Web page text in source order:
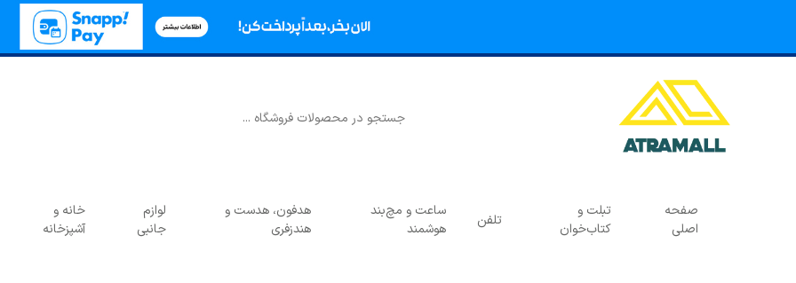
صفحه
اصلی
تبلت و
کتاب‌خوان
تلفن
ساعت و مچ‌بند
هوشمند
هدفون، هدست و
هندزفری
لوازم
جانبی
خانه و
آشپزخانه